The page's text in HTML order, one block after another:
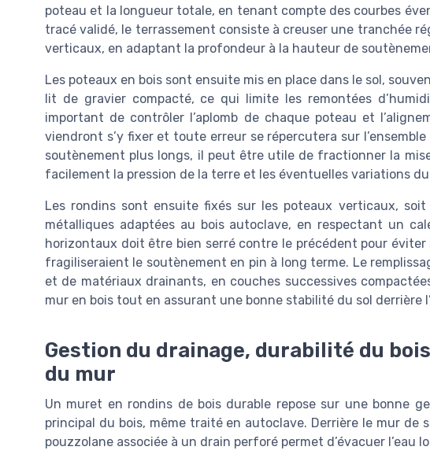
poteau et la longueur totale, en tenant compte des courbes
tracé validé, le terrassement consiste à creuser une tranchée
verticaux, en adaptant la profondeur à la hauteur de
Les poteaux en bois sont ensuite mis en place dans le sol,
lit de gravier compacté, ce qui limite les remontées
important de contrôler l’aplomb de chaque poteau et
viendront s’y fixer et toute erreur se répercutera sur
soutènement plus longs, il peut être utile de fractionner la
facilement la pression de la terre et les éventuelles variations
Les rondins sont ensuite fixés sur les poteaux verticaux,
métalliques adaptées au bois autoclave, en respectant un
horizontaux doit être bien serré contre le précédent pour
fragiliseraient le soutènement en pin à long terme. Le
et de matériaux drainants, en couches successives
mur en bois tout en assurant une bonne stabilité du sol derrière
Gestion du drainage, durabilité du
du mur
Un muret en rondins de bois durable repose sur une bonne
principal du bois, même traité en autoclave. Derrière le mur de
pouzzolane associée à un drain perforé permet d’évacuer l’eau